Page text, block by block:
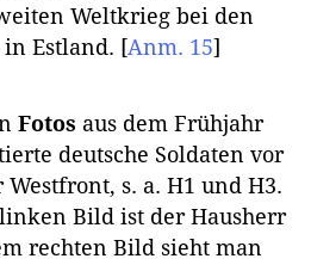
Weltkrieg bei den
Estland. [Anm. 15]
Fotos aus dem Frühjahr
deutsche Soldaten vor
s. a. H1 und H3.
Bild ist der Hausherr
rechten Bild sieht man